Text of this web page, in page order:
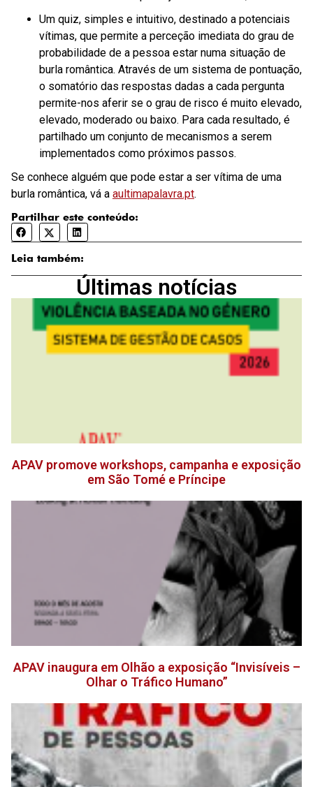
Um quiz, simples e intuitivo, destinado a potenciais
vítimas, que permite a perceção imediata do grau de
probabilidade de a pessoa estar numa situação de
burla romântica. Através de um sistema de pontuação,
o somatório das respostas dadas a cada pergunta
permite-nos aferir se o grau de risco é muito elevado,
elevado, moderado ou baixo. Para cada resultado, é
partilhado um conjunto de mecanismos a serem
implementados como próximos passos.
Se conhece alguém que pode estar a ser vítima de uma
burla romântica, vá a aultimapalavra.pt.
Partilhar este conteúdo:
Leia também:
Últimas notícias
APAV promove workshops, campanha e exposição
em São Tomé e Príncipe
APAV inaugura em Olhão a exposição “Invisíveis –
Olhar o Tráfico Humano”